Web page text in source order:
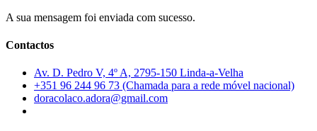
A sua mensagem foi enviada com sucesso.
Contactos
Av. D. Pedro V, 4º A, 2795-150 Linda-a-Velha
+351 96 244 96 73 (Chamada para a rede móvel nacional)
doracolaco.adora@gmail.com